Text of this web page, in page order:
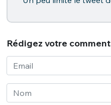
Rédigez votre